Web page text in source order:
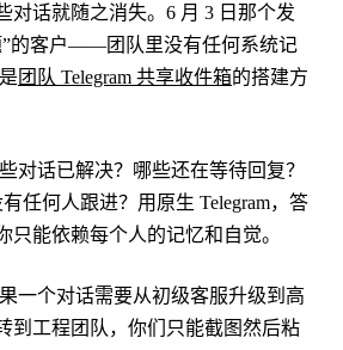
对话就随之消失。6 月 3 日那个发
”的客户——团队里没有任何系统记
团队 Telegram 共享收件箱的搭建方
对话已解决？哪些还在等待回复？
任何人跟进？用原生 Telegram，答
只能依赖每个人的记忆和自觉。
一个对话需要从初级客服升级到高
到工程团队，你们只能截图然后粘